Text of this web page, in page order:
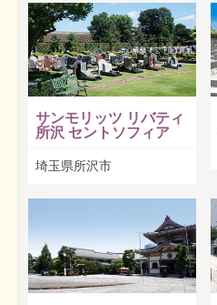
サンモリッツ リバティ
所沢 セントソフィア
埼玉県所沢市